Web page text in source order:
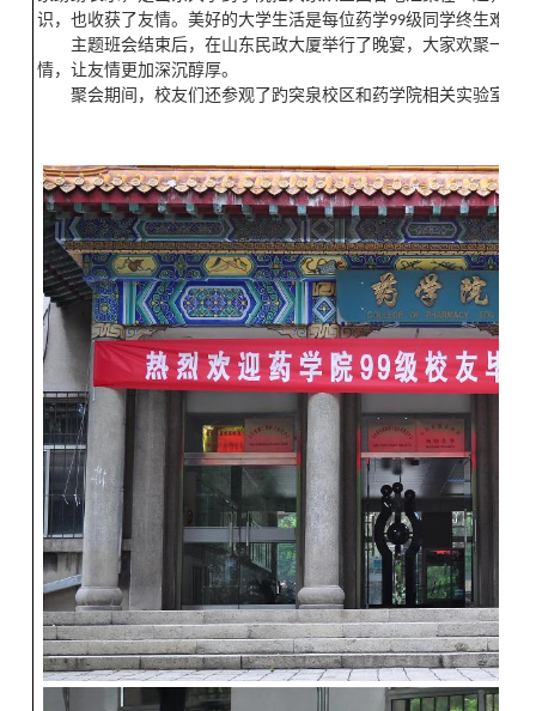
识，也收获了友情。美好的大学生活是每位药学99级同学终生难忘
主题班会结束后，在山东民政大厦举行了晚宴，大家欢聚一堂
情，让友情更加深沉醇厚。
聚会期间，校友们还参观了趵突泉校区和药学院相关实验室。